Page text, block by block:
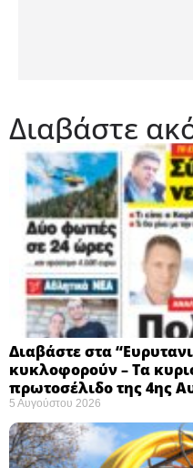
Διαβάστε
Διαβάστε στα
κυκλοφορούν – Τα
πρωτοσέλιδο της 4ης
5 Αυγούστου 2026